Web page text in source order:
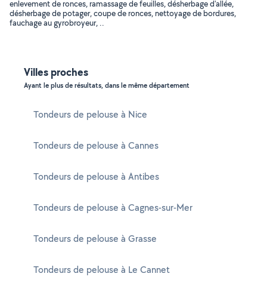
enlevement de ronces, ramassage de feuilles, désherbage d'allée,
désherbage de potager, coupe de ronces, nettoyage de bordures,
fauchage au gyrobroyeur, ..
Villes proches
Ayant le plus de résultats, dans le même département
Tondeurs de pelouse à Nice
Tondeurs de pelouse à Cannes
Tondeurs de pelouse à Antibes
Tondeurs de pelouse à Cagnes-sur-Mer
Tondeurs de pelouse à Grasse
Tondeurs de pelouse à Le Cannet